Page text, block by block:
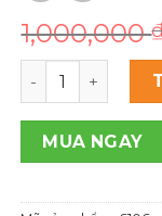
1,000,000
Theme
MUA NGAY